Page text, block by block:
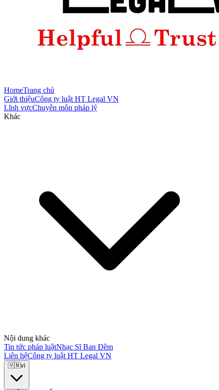
HomeTrang chủ
Giới thiệuCông ty luật HT Legal VN
Lĩnh vựcChuyên môn pháp lý
Khác
Nội dung khác
Tin tức pháp luậtNhạc Sĩ Ban Đêm
Liên hệCông ty luật HT Legal VN
🇻🇳vi